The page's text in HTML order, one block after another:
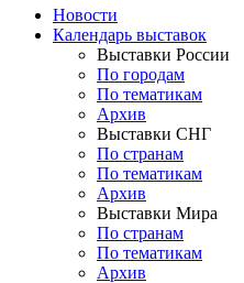
Новости
Календарь выставок
Выставки России
По городам
По тематикам
Архив
Выставки СНГ
По странам
По тематикам
Архив
Выставки Мира
По странам
По тематикам
Архив